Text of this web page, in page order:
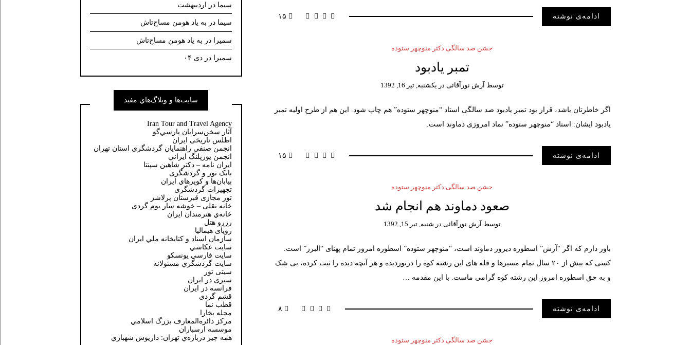
ادامه‌ی نوشته ۱۵
جشن صد سالگی دکتر منوچهر ستوده
تمبر یادبود
توسط آرش نورآقائی در یکشنبه, تیر 16, 1392
اگر خاطرتان باشد، قرار بود تمبر یادبود صد سالگی استاد “منوچهر ستوده” هم چاپ شود. این هم از طرح اولیه تمبر
یادبود ایشان: استاد “منوچهر ستوده” نماد امروزی دماوند است.
ادامه‌ی نوشته ۱۵
جشن صد سالگی دکتر منوچهر ستوده
صعود دماوند هم انجام شد
توسط آرش نورآقائی در شنبه, تیر 15, 1392
باور دارم که اگر “آرش” اسطوره دیروز دماوند است، “منوچهر ستوده” اسطوره امروز تمام پهنای “البرز” است.
کسی که بیش از ۲۰ سال تمام مسیرها و قله های این رشته کوه را درنوردیده و هر آنچه دیده را ثبت کرده، بی شک
و به حق اسطوره امروز این رشته کوه گرامی ماست. با این مقدمه …
ادامه‌ی نوشته ۸
جشن صد سالگی دکتر منوچهر ستوده
سیما در اردیبهشت
سیما در به یاد هومن مساح‌تاش
سمیرا در به یاد هومن مساح‌تاش
سمیرا در دی ۰۴
سايت‌ها و وبلاگ‌هاي مفيد
Iran Tour and Travel Agency
آثار سخن‌سرايان پارسي‌گو
اطلس تاریخی ایران
انجمن صنفی راهنمایان گردشگری استان تهران
انجمن يوزپلنگ ايراني
ایران نامه – دکتر شاهین سپنتا
بانک تور و گردشگری
بيابان‌ها و كويرهاي ايران
تجهیزات گردشگری
تور مجازی قبرستان پرلاشز
خانه نقلی – خوشه سار بوم گردی
خانه‌ي هنرمندان ايران
رزرو هتل
رویای هیمالیا
سازمان اسناد و كتابخانه ملي ايران
سايت عكاسي
سايت فارسي يونسكو
سايت گردشگري مسئولانه
سیتی تور
سیری در ایران
فرانسه در ايران
قشم گردی
قطب نما
مجله بخارا
مركز دائره‌المعارف بزرگ اسلامي
موسسه ارسباران
همه چيز درباره‌ي تهران: داريوش شهبازي